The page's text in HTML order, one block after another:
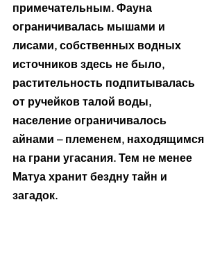
примечательным. Фауна
ограничивалась мышами и
лисами, собственных водных
источников здесь не было,
растительность подпитывалась
от ручейков талой воды,
население ограничивалось
айнами – племенем, находящимся
на грани угасания. Тем не менее
Матуа хранит бездну тайн и
загадок.